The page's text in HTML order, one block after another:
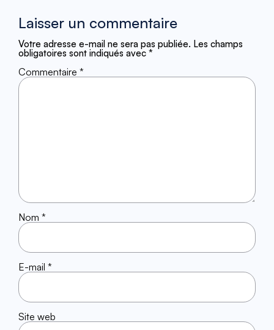
Laisser un commentaire
Votre adresse e-mail ne sera pas publiée. Les champs
obligatoires sont indiqués avec *
Commentaire *
Nom *
E-mail *
Site web